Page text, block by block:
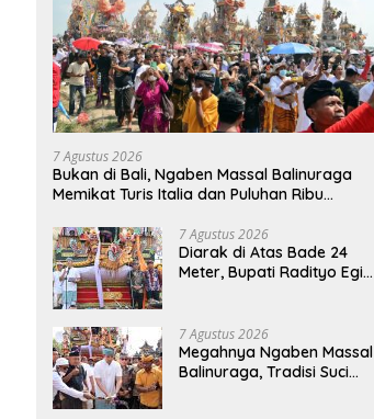
7 Agustus 2026
Bukan di Bali, Ngaben Massal Balinuraga
Memikat Turis Italia dan Puluhan Ribu
7 Agustus 2026
Diarak di Atas Bade 24
Meter, Bupati Radityo Egi
‘Penglipuran’ Kedua pada
2027
7 Agustus 2026
Megahnya Ngaben Massal
Balinuraga, Tradisi Suci